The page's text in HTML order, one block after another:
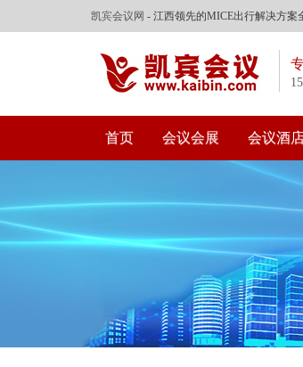
凯宾会议网 - 江西领先的MICE出行解决方案
首页 会议会展 会议酒